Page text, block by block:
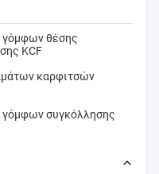
γόμφων θέσης
KCF
καρφιτσών
γόμφων συγκόλλησης